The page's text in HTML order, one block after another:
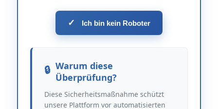
✓ Ich bin kein Roboter
Warum diese
Überprüfung?
Diese Sicherheitsmaßnahme schützt
unsere Plattform vor automatisierten